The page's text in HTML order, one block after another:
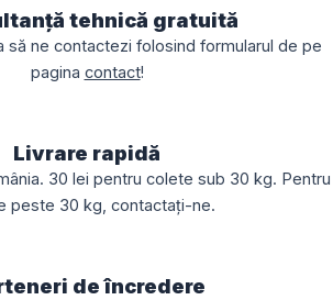
tehnică gratuită
să ne contactezi folosind formularul de pe
pagina contact!
Livrare rapidă
30 lei pentru colete sub 30 kg. Pentru
peste 30 kg, contactați-ne.
de încredere